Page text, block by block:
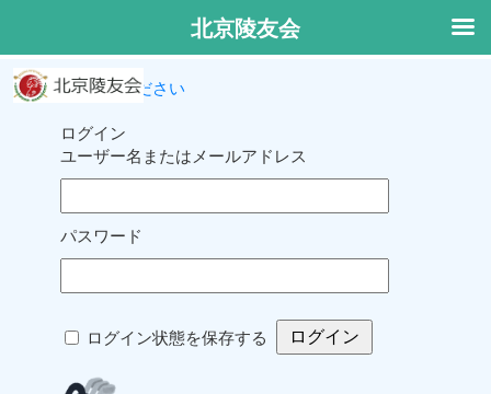
ログインしてください
ログイン
ユーザー名またはメールアドレス
パスワード
ログイン状態を保存する
北京陵友会